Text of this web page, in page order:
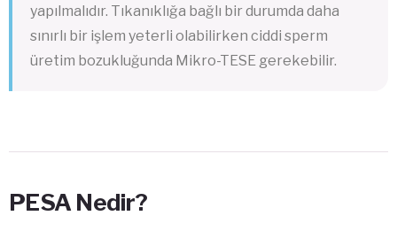
yapılmalıdır. Tıkanıklığa bağlı bir durumda daha
sınırlı bir işlem yeterli olabilirken ciddi sperm
üretim bozukluğunda Mikro-TESE gerekebilir.
PESA Nedir?